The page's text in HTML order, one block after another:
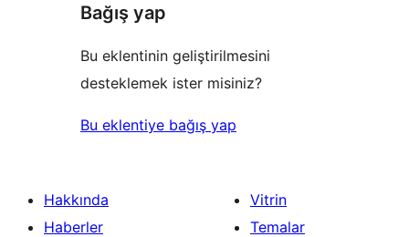
Bağış yap
Bu eklentinin geliştirilmesini
desteklemek ister misiniz?
Bu eklentiye bağış yap
Hakkında
Haberler
Vitrin
Temalar